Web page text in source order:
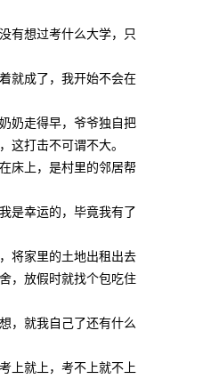
想过考什么大学，只
就成了，我开始不会在
奶走得早，爷爷独自把
这打击不可谓不大。
床上，是村里的邻居帮
是幸运的，毕竟我有了
将家里的土地出租出去
，放假时就找个包吃住
，就我自己了还有什么
上就上，考不上就不上